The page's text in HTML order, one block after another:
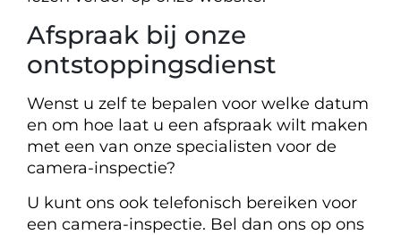
Afspraak bij onze
ontstoppingsdienst
Wenst u zelf te bepalen voor welke datum
en om hoe laat u een afspraak wilt maken
met een van onze specialisten voor de
camera-inspectie?
U kunt ons ook telefonisch bereiken voor
een camera-inspectie. Bel dan ons op ons